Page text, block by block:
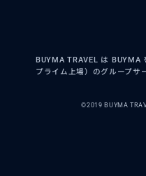
BUYMA TRAVEL は
プライム上場）のグループサ
©2019 BUYMA